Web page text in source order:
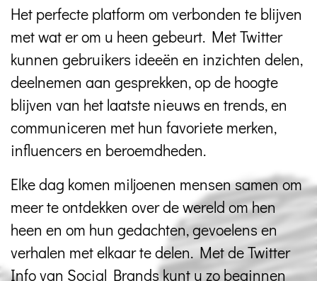
Het perfecte platform om verbonden te blijven
met wat er om u heen gebeurt. Met Twitter
kunnen gebruikers ideeën en inzichten delen,
deelnemen aan gesprekken, op de hoogte
blijven van het laatste nieuws en trends, en
communiceren met hun favoriete merken,
influencers en beroemdheden.
Elke dag komen miljoenen mensen samen om
meer te ontdekken over de wereld om hen
heen en om hun gedachten, gevoelens en
verhalen met elkaar te delen. Met de Twitter
Info van Social Brands kunt u zo beginnen